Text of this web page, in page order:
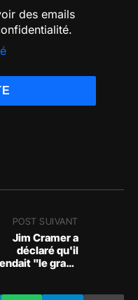
des emails
POST SUIVANT
Jim Cramer a
déclaré qu'il
"le grand